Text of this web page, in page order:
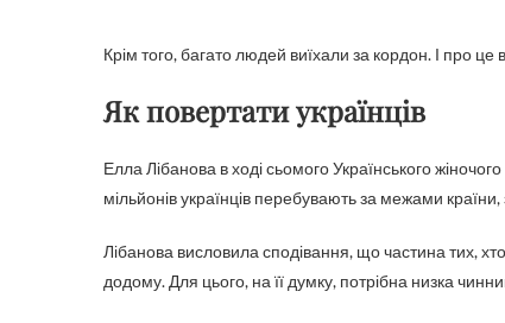
Крім того, багато людей виїхали за кордон. І про
Як повертати українців
Елла Лібанова в ході сьомого Українського
мільйонів українців перебувають за межами країни,
Лібанова висловила сподівання, що частина тих,
додому. Для цього, на її думку, потрібна низка